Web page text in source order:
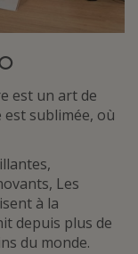
est un art de
sublimée, où
Les
à la
depuis plus de
du monde.